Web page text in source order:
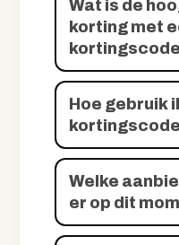
Wat is de
korting met
Hoe gebruik
Welke
er op dit